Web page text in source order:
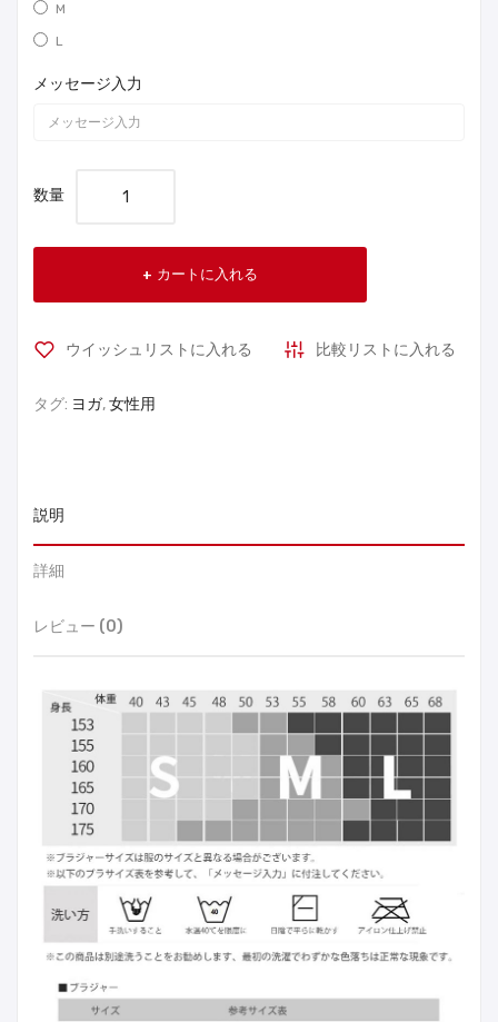
M
L
メッセージ入力
数量
カートに入れる
ウイッシュリストに入れる 比較リストに入れる
タグ: ヨガ,女性用
説明
詳細
レビュー (0)